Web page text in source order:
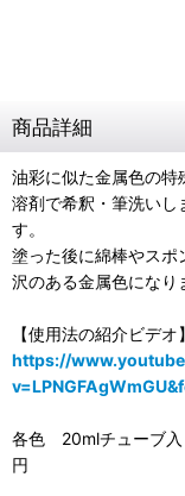
商品詳細
油彩に似た金属色の特
溶剤で希釈・筆洗いし
す。
塗った後に綿棒やスポ
沢のある金属色になり
【使用法の紹介ビデオ】
https://
各色 20mlチューブ
円